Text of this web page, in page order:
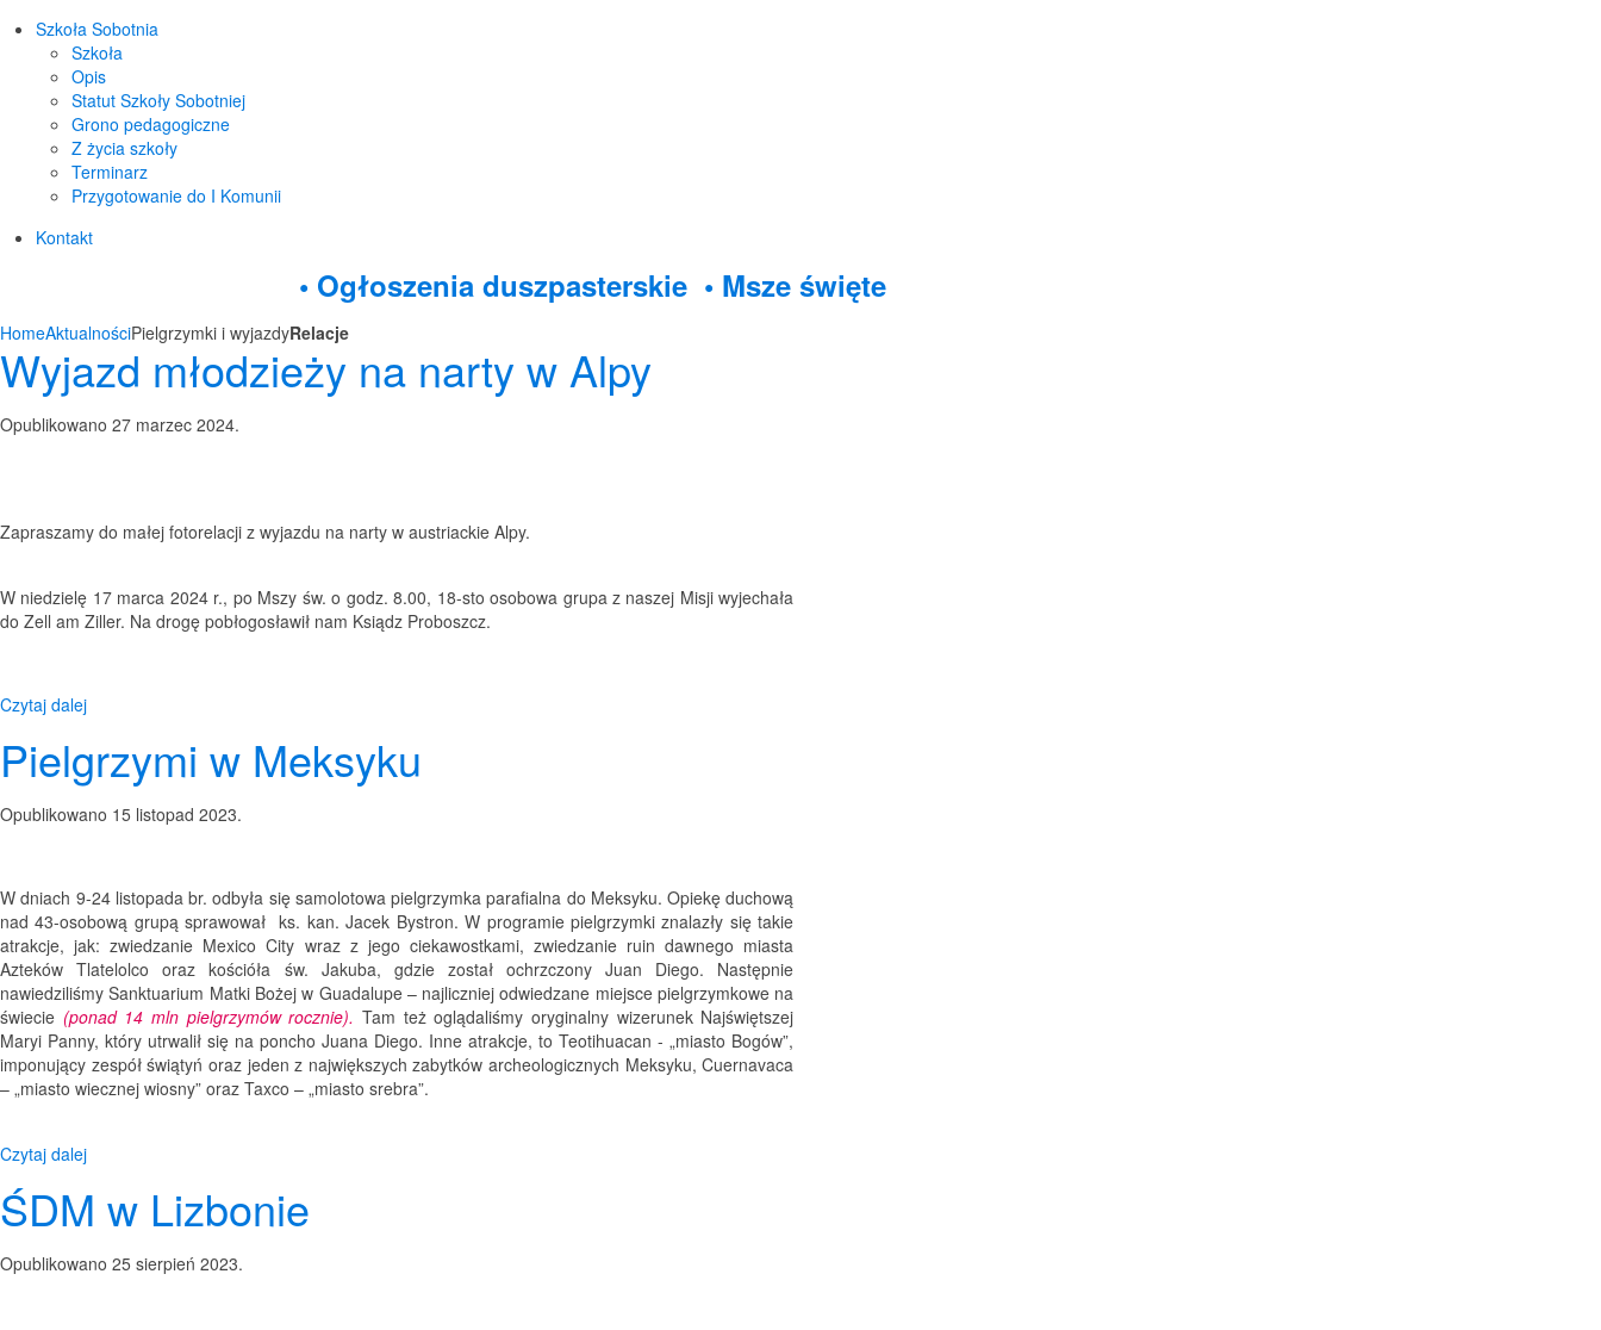
Szkoła Sobotnia
Szkoła
Opis
Statut Szkoły Sobotniej
Grono pedagogiczne
Z życia szkoły
Terminarz
Przygotowanie do I Komunii
Kontakt
• Ogłoszenia duszpasterskie • Msze święte
HomeAktualnościPielgrzymki i wyjazdyRelacje
Wyjazd młodzieży na narty w Alpy
Opublikowano 27 marzec 2024.
Zapraszamy do małej fotorelacji z wyjazdu na narty w austriackie Alpy.
W niedzielę 17 marca 2024 r., po Mszy św. o godz. 8.00, 18-sto osobowa grupa z naszej Misji wyjechała
do Zell am Ziller. Na drogę pobłogosławił nam Ksiądz Proboszcz.
Czytaj dalej
Pielgrzymi w Meksyku
Opublikowano 15 listopad 2023.
W dniach 9-24 listopada br. odbyła się samolotowa pielgrzymka parafialna do Meksyku. Opiekę duchową
nad 43-osobową grupą sprawował ks. kan. Jacek Bystron. W programie pielgrzymki znalazły się takie
atrakcje, jak: zwiedzanie Mexico City wraz z jego ciekawostkami, zwiedzanie ruin dawnego miasta
Azteków Tlatelolco oraz kościóła św. Jakuba, gdzie został ochrzczony Juan Diego. Następnie
nawiedziliśmy Sanktuarium Matki Bożej w Guadalupe – najliczniej odwiedzane miejsce pielgrzymkowe na
świecie (ponad 14 mln pielgrzymów rocznie). Tam też oglądaliśmy oryginalny wizerunek Najświętszej
Maryi Panny, który utrwalił się na poncho Juana Diego. Inne atrakcje, to Teotihuacan - „miasto Bogów”,
imponujący zespół świątyń oraz jeden z największych zabytków archeologicznych Meksyku, Cuernavaca
– „miasto wiecznej wiosny” oraz Taxco – „miasto srebra”.
Czytaj dalej
ŚDM w Lizbonie
Opublikowano 25 sierpień 2023.